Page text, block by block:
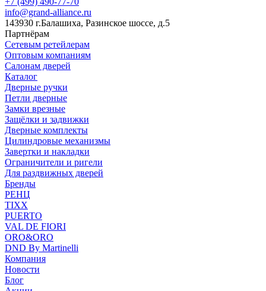
info@grand-alliance.ru
143930 г.Балашиха, Разинское шоссе, д.5
Партнёрам
Сетевым ретейлерам
Оптовым компаниям
Салонам дверей
Каталог
Дверные ручки
Петли дверные
Замки врезные
Защёлки и задвижки
Дверные комплекты
Цилиндровые механизмы
Завертки и накладки
Ограничители и ригели
Для раздвижных дверей
Бренды
РЕНЦ
TIXX
PUERTO
VAL DE FIORI
ORO&ORO
DND By Martinelli
Компания
Новости
Блог